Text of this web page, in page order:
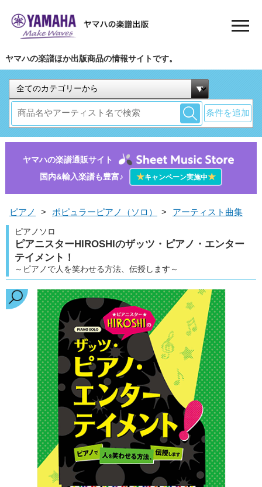
ヤマハの楽譜ほか出版商品の情報サイトです。
条件を追加
ヤマハの楽譜通販サイト
国内&輸入楽譜も豊富♪
★キャンペーン実施中★
ピアノ > ポピュラーピアノ（ソロ） > アーティスト曲集
ピアノソロ
ピアニスターHIROSHIのザッツ・ピアノ・エンター
テイメント！
～ピアノで人を笑わせる方法、伝授します～